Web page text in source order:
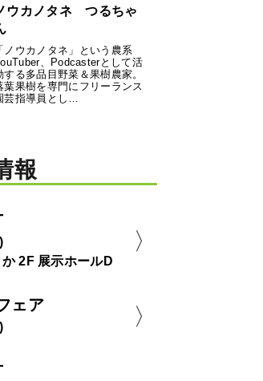
ウカノタネ つるちゃ
「ノウカノタネ」という農系
、Podcasterとして活
する多品目野菜＆果樹農家。
葉果樹を専門にフリーランス
芸指導員とし…
報
2F 展示ホールD
ェア